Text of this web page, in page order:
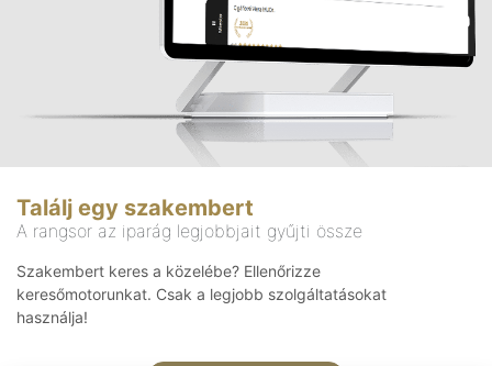
Találj egy szakembert
A rangsor az iparág legjobbjait gyűjti össze
Szakembert keres a közelébe? Ellenőrizze
keresőmotorunkat. Csak a legjobb szolgáltatásokat
használja!